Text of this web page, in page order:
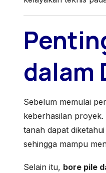
dalam
Sebelum memulai
keberhasilan
tanah dapat
sehingga mampu
Selain itu, bore pile